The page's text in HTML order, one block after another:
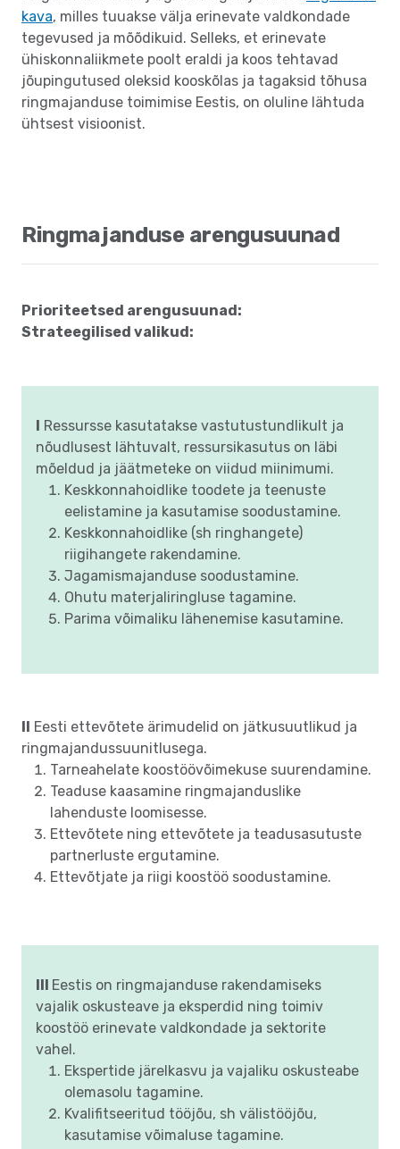
kava, milles tuuakse välja erinevate valdkondade
tegevused ja mõõdikuid. Selleks, et erinevate
ühiskonnaliikmete poolt eraldi ja koos tehtavad
jõupingutused oleksid kooskõlas ja tagaksid tõhusa
ringmajanduse toimimise Eestis, on oluline lähtuda
ühtsest visioonist.
Ringmajanduse arengusuunad
Prioriteetsed arengusuunad:
Strateegilised valikud:
Ressursse kasutatakse vastutustundlikult ja
nõudlusest lähtuvalt, ressursikasutus on läbi
mõeldud ja jäätmeteke on viidud miinimumi.
Keskkonnahoidlike toodete ja teenuste
eelistamine ja kasutamise soodustamine.
Keskkonnahoidlike (sh ringhangete)
riigihangete rakendamine.
Jagamismajanduse soodustamine.
Ohutu materjaliringluse tagamine.
Parima võimaliku lähenemise kasutamine.
Eesti ettevõtete ärimudelid on jätkusuutlikud ja
ringmajandussuunitlusega.
Tarneahelate koostöövõimekuse suurendamine.
Teaduse kaasamine ringmajanduslike
lahenduste loomisesse.
Ettevõtete ning ettevõtete ja teadusasutuste
partnerluste ergutamine.
Ettevõtjate ja riigi koostöö soodustamine.
Eestis on ringmajanduse rakendamiseks
vajalik oskusteave ja eksperdid ning toimiv
koostöö erinevate valdkondade ja sektorite
vahel.
Ekspertide järelkasvu ja vajaliku oskusteabe
olemasolu tagamine.
Kvalifitseeritud tööjõu, sh välistööjõu,
kasutamise võimaluse tagamine.